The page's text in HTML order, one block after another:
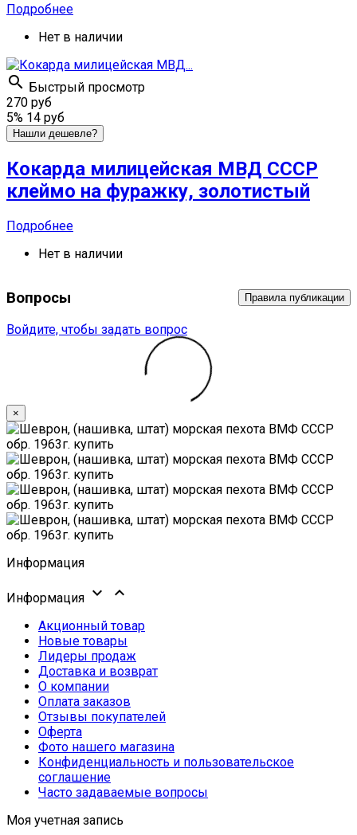
Подробнее
Нет в наличии
 Быстрый просмотр
270 руб
5% 14 руб
Нашли дешевле?
Кокарда милицейская МВД СССР
клеймо на фуражку, золотистый
Подробнее
Нет в наличии
Вопросы Правила публикации
Войдите, чтобы задать вопрос
×
Информация
Информация  
Акционный товар
Новые товары
Лидеры продаж
Доставка и возврат
О компании
Оплата заказов
Отзывы покупателей
Оферта
Фото нашего магазина
Конфиденциальность и пользовательское
соглашение
Часто задаваемые вопросы
Моя учетная запись